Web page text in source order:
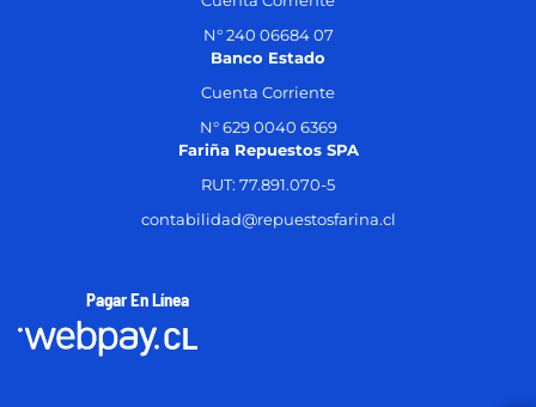
N° 240 06684 07
Banco Estado
Cuenta Corriente
N° 629 0040 6369
Fariña Repuestos SPA
RUT: 77.891.070-5
contabilidad@repuestosfarina.cl
Pagar En Línea